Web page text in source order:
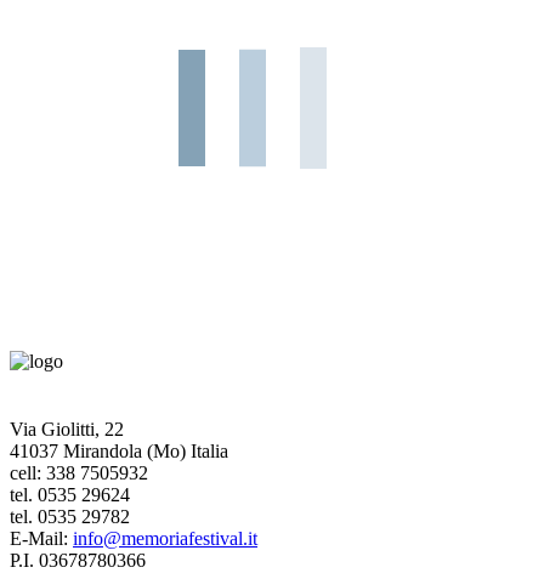
Via Giolitti, 22
41037 Mirandola (Mo) Italia
cell: 338 7505932
tel. 0535 29624
tel. 0535 29782
E-Mail: info@memoriafestival.it
P.I. 03678780366